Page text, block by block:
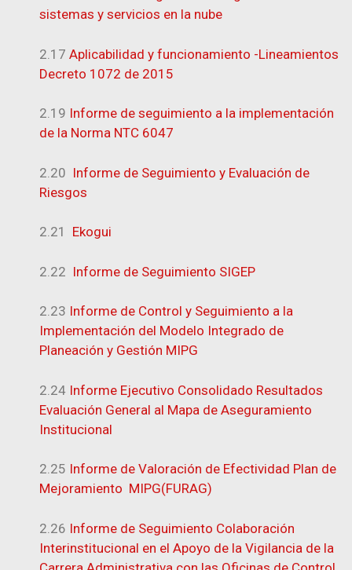
sistemas y servicios en la nube
2.17 Aplicabilidad y funcionamiento -Lineamientos
Decreto 1072 de 2015
2.19 Informe de seguimiento a la implementación
de la Norma NTC 6047
2.20 Informe de Seguimiento y Evaluación de
Riesgos
2.21 Ekogui
2.22 Informe de Seguimiento SIGEP
2.23 Informe de Control y Seguimiento a la
Implementación del Modelo Integrado de
Planeación y Gestión MIPG
2.24 Informe Ejecutivo Consolidado Resultados
Evaluación General al Mapa de Aseguramiento
Institucional
2.25 Informe de Valoración de Efectividad Plan de
Mejoramiento MIPG(FURAG)
2.26 Informe de Seguimiento Colaboración
Interinstitucional en el Apoyo de la Vigilancia de la